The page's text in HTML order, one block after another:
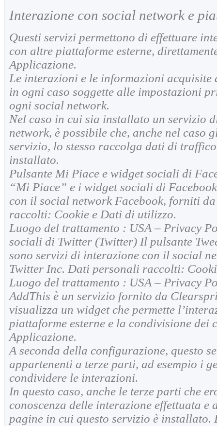
Interazione con social network e
Questi servizi permettono di effettuare
con altre piattaforme esterne,
Applicazione.
Le interazioni e le informazioni acquisite
in ogni caso soggette alle impostazioni
ogni social network.
Nel caso in cui sia installato un servizio
network, è possibile che, anche nel
servizio, lo stesso raccolga dati di
installato.
Pulsante Mi Piace e widget sociali di
“Mi Piace” e i widget sociali di
con il social network Facebook, forniti
raccolti: Cookie e Dati di utilizzo.
Luogo del trattamento : USA – Privacy
sociali di Twitter (Twitter) Il pulsante
sono servizi di interazione con il social
Twitter Inc. Dati personali raccolti:
Luogo del trattamento : USA – Privacy
AddThis è un servizio fornito da
visualizza un widget che permette
piattaforme esterne e la condivisione dei
Applicazione.
A seconda della configurazione, questo
appartenenti a terze parti, ad esempio i
condividere le interazioni.
In questo caso, anche le terze parti che
conoscenza delle interazione effettuata
pagine in cui questo servizio è